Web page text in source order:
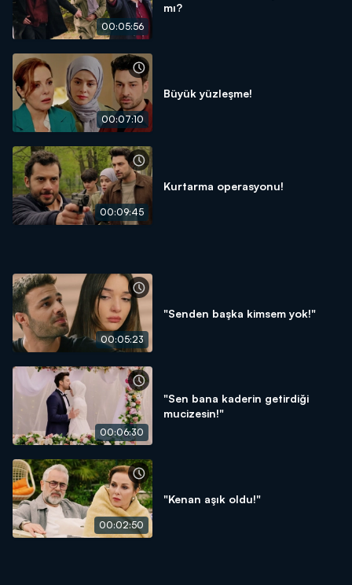
00:05:56
mı?
00:07:10
Büyük yüzleşme!
00:09:45
Kurtarma operasyonu!
00:05:23
"Senden başka kimsem yok!"
00:06:30
"Sen bana kaderin getirdiği
mucizesin!"
00:02:50
"Kenan aşık oldu!"